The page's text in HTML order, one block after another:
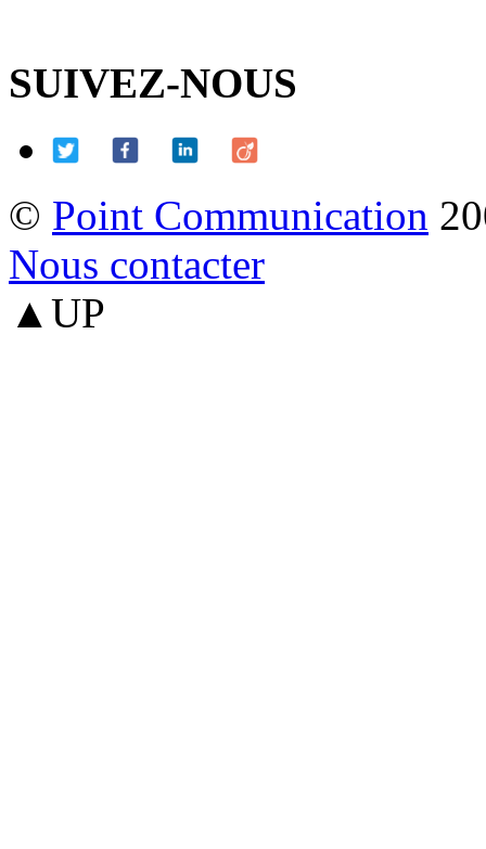
SUIVEZ-NOUS
© Point Communication
Nous contacter
▲UP